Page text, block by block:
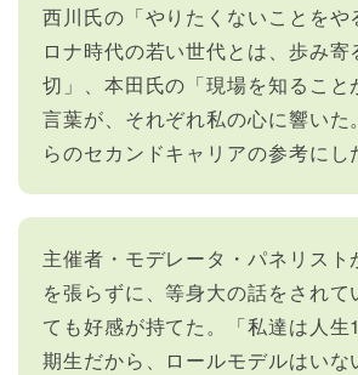
西川氏の「やりたくないことをや
ロナ時代の若い世代とは、歩み寄
切」、本田氏の「現場を知ること
言葉が、それぞれ私の心に響いた
らのセカンドキャリアの参考にし
主催者・モデレータ・パネリスト
を張らずに、等身大の話をされて
ても好感が持てた。「私達は人
期生だから、ロールモデルはいな